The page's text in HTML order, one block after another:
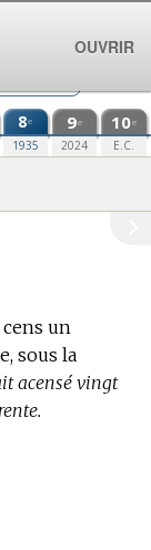
8e
1935
9e
2024
10e
E.C.
un
sous la
acensé vingt
OUVRIR